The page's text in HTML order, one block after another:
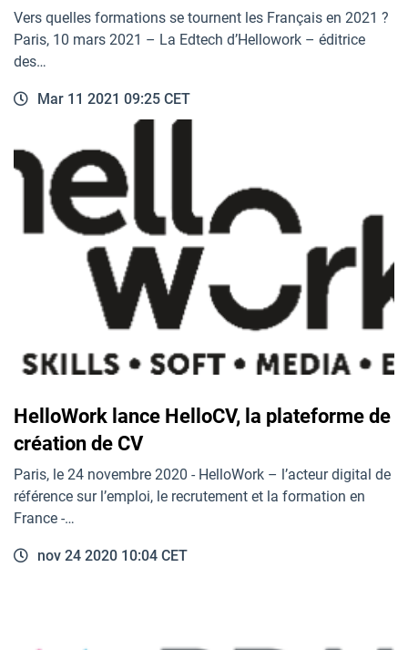
Vers quelles formations se tournent les Français en 2021 ?
Paris, 10 mars 2021 – La Edtech d’Hellowork – éditrice
des…
Mar 11 2021 09:25 CET
HelloWork lance HelloCV, la plateforme de
création de CV
Paris, le 24 novembre 2020 - HelloWork – l’acteur digital de
référence sur l’emploi, le recrutement et la formation en
France -…
nov 24 2020 10:04 CET